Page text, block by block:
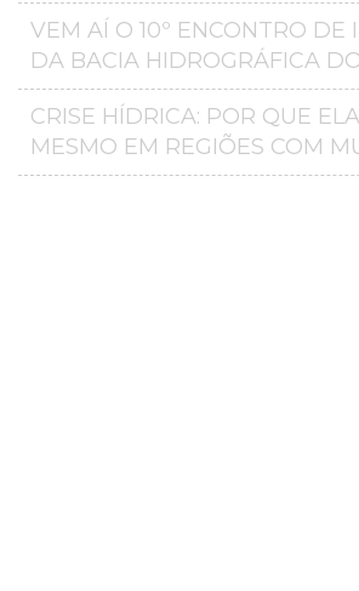
VEM AÍ O 10º ENCONTRO DE
DA BACIA HIDROGRÁFICA
CRISE HÍDRICA: POR QUE
MESMO EM REGIÕES COM